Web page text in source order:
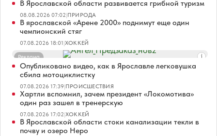
В Ярославской области развивается грибной туризм
08.08.2026 07:02|ПРИРОДА
В ярославской «Арене 2000» поднимут еще один
чемпионский стяг
07.08.2026 18:01|ХОККЕЙ
Реклама
Опубликовано видео, как в Ярославле легковушка
сбила мотоциклистку
07.08.2026 17:39|ПРОИСШЕСТВИЯ
Хартли вспомнил, зачем президент «Локомотива»
один раз зашел в тренерскую
07.08.2026 17:02|ХОККЕЙ
В Ярославской области стоки канализации текли в
почву и озеро Неро